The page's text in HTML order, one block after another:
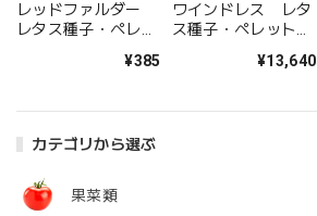
カテゴリから選ぶ
果菜類
レッドファルダー
レタス種子・ペレッ
¥385
ワインドレス レタ
ス種子・ペレット
¥13,640